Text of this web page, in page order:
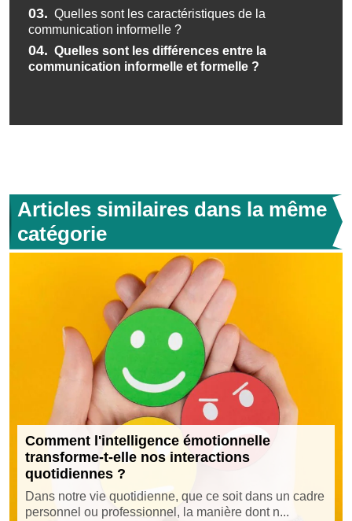
03. Quelles sont les caractéristiques de la
communication informelle ?
04. Quelles sont les différences entre la
communication informelle et formelle ?
Articles similaires dans la même
catégorie
Comment l'intelligence émotionnelle
transforme-t-elle nos interactions
quotidiennes ?
Dans notre vie quotidienne, que ce soit dans un cadre
personnel ou professionnel, la manière dont n...